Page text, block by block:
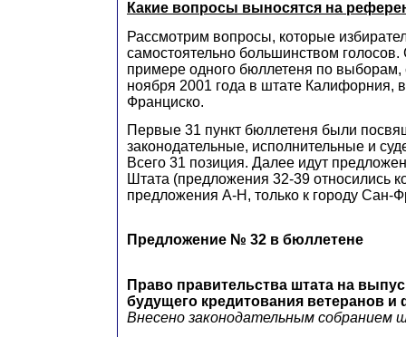
Какие вопросы выносятся на
Рассмотрим вопросы, которые
самостоятельно большинством
примере одного бюллетеня по выборам,
ноября 2001 года в штате Калифорния,
Франциско.
Первые 31 пункт бюллетеня были
законодательные, исполнительные и
Всего 31 позиция. Далее идут
Штата (предложения 32-39 относились
предложения А-H, только к городу Сан-
Предложение № 32 в бюллетене
Право правительства штата на
будущего кредитования ветеранов
Внесено законодательным собранием